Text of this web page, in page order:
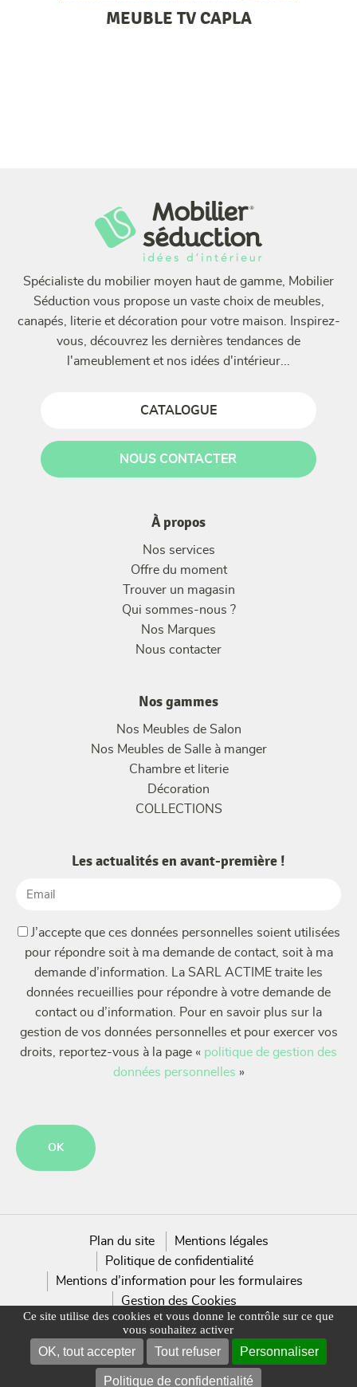
Ce site utilise des cookies et vous donne le contrôle sur ce que
vous souhaitez activer
OK, tout accepter Tout refuser Personnaliser
Politique de confidentialité
NOUS CONTACTER TROUVER UN MAGASIN
MEUBLE TV CAPLA
Spécialiste du mobilier moyen haut de gamme, Mobilier
Séduction vous propose un vaste choix de meubles,
canapés, literie et décoration pour votre maison. Inspirez-
vous, découvrez les dernières tendances de
l'ameublement et nos idées d'intérieur...
CATALOGUE
NOUS CONTACTER
À propos
Nos services
Offre du moment
Trouver un magasin
Qui sommes-nous ?
Nos Marques
Nous contacter
Nos gammes
Nos Meubles de Salon
Nos Meubles de Salle à manger
Chambre et literie
Décoration
COLLECTIONS
Les actualités en avant-première !
(Nécessaire)
J’accepte que ces données personnelles soient utilisées
pour répondre soit à ma demande de contact, soit à ma
demande d’information. La SARL ACTIME traite les
données recueillies pour répondre à votre demande de
contact ou d’information. Pour en savoir plus sur la
gestion de vos données personnelles et pour exercer vos
droits, reportez-vous à la page « politique de gestion des
données personnelles »
Plan du site
Mentions légales
Politique de confidentialité
Mentions d’information pour les formulaires
Gestion des Cookies